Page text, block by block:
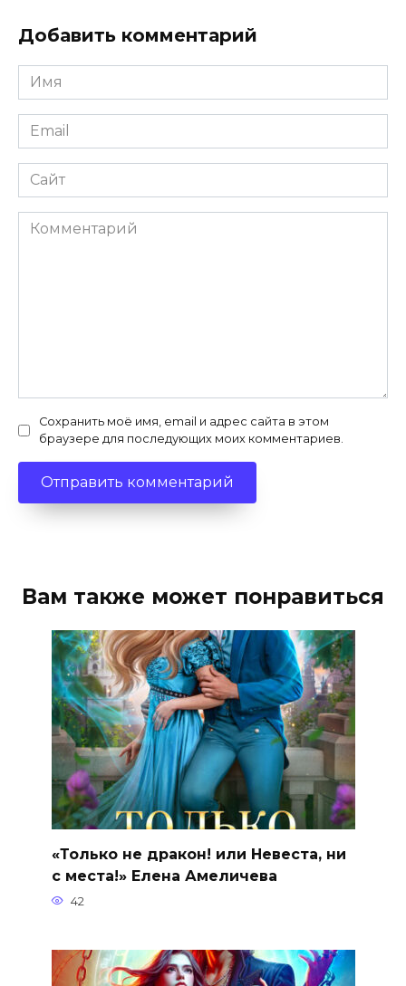
Добавить комментарий
Имя
*
Email
*
Сайт
Комментарий
Сохранить моё имя, email и адрес сайта в этом
браузере для последующих моих комментариев.
Вам также может понравиться
«Только не дракон! или Невеста, ни
с места!» Елена Амеличева
42